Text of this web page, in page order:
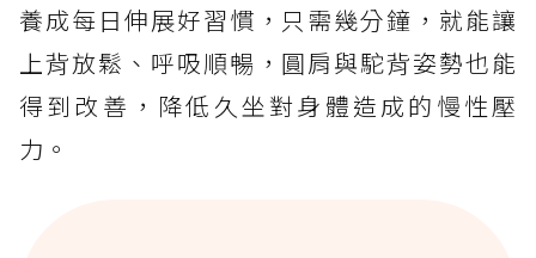
養成每日伸展好習慣，只需幾分鐘，就能讓
上背放鬆、呼吸順暢，圓肩與駝背姿勢也能
得到改善，降低久坐對身體造成的慢性壓
力。